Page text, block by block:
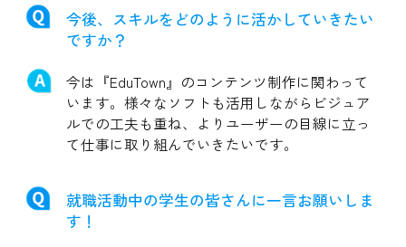
今後、スキルをどのように活かしていきたい
ですか？
今は『EduTown』のコンテンツ制作に関わって
います。様々なソフトも活用しながらビジュア
ルでの工夫も重ね、よりユーザーの目線に立っ
て仕事に取り組んでいきたいです。
就職活動中の学生の皆さんに一言お願いしま
す！